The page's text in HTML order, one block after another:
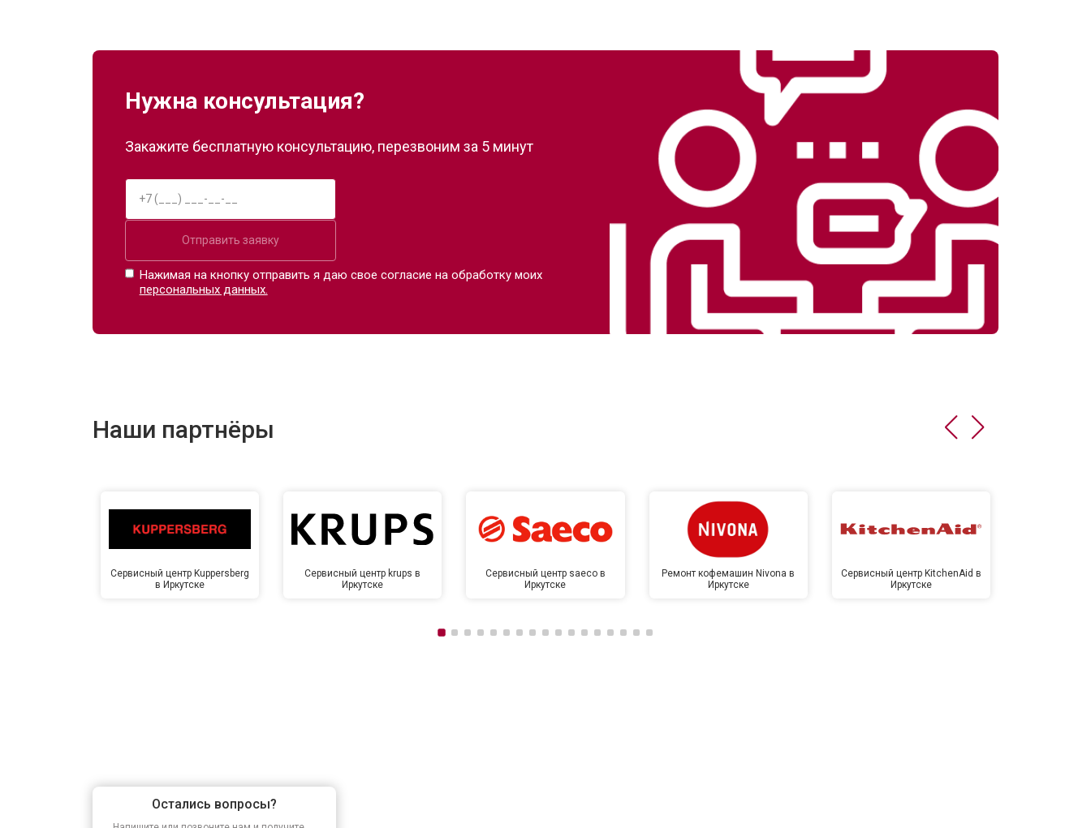
Нужна консультация?
Закажите бесплатную консультацию, перезвоним за 5 минут
Отправить заявку
Нажимая на кнопку отправить я даю свое согласие на обработку моих
персональных данных.
Наши партнёры
Сервисный центр Kuppersberg
в Иркутске
Сервисный центр krups в
Иркутске
Сервисный центр saeco в
Иркутске
Ремонт кофемашин Nivona в
Иркутске
Сервисный центр KitchenAid в
Иркутске
Остались вопросы?